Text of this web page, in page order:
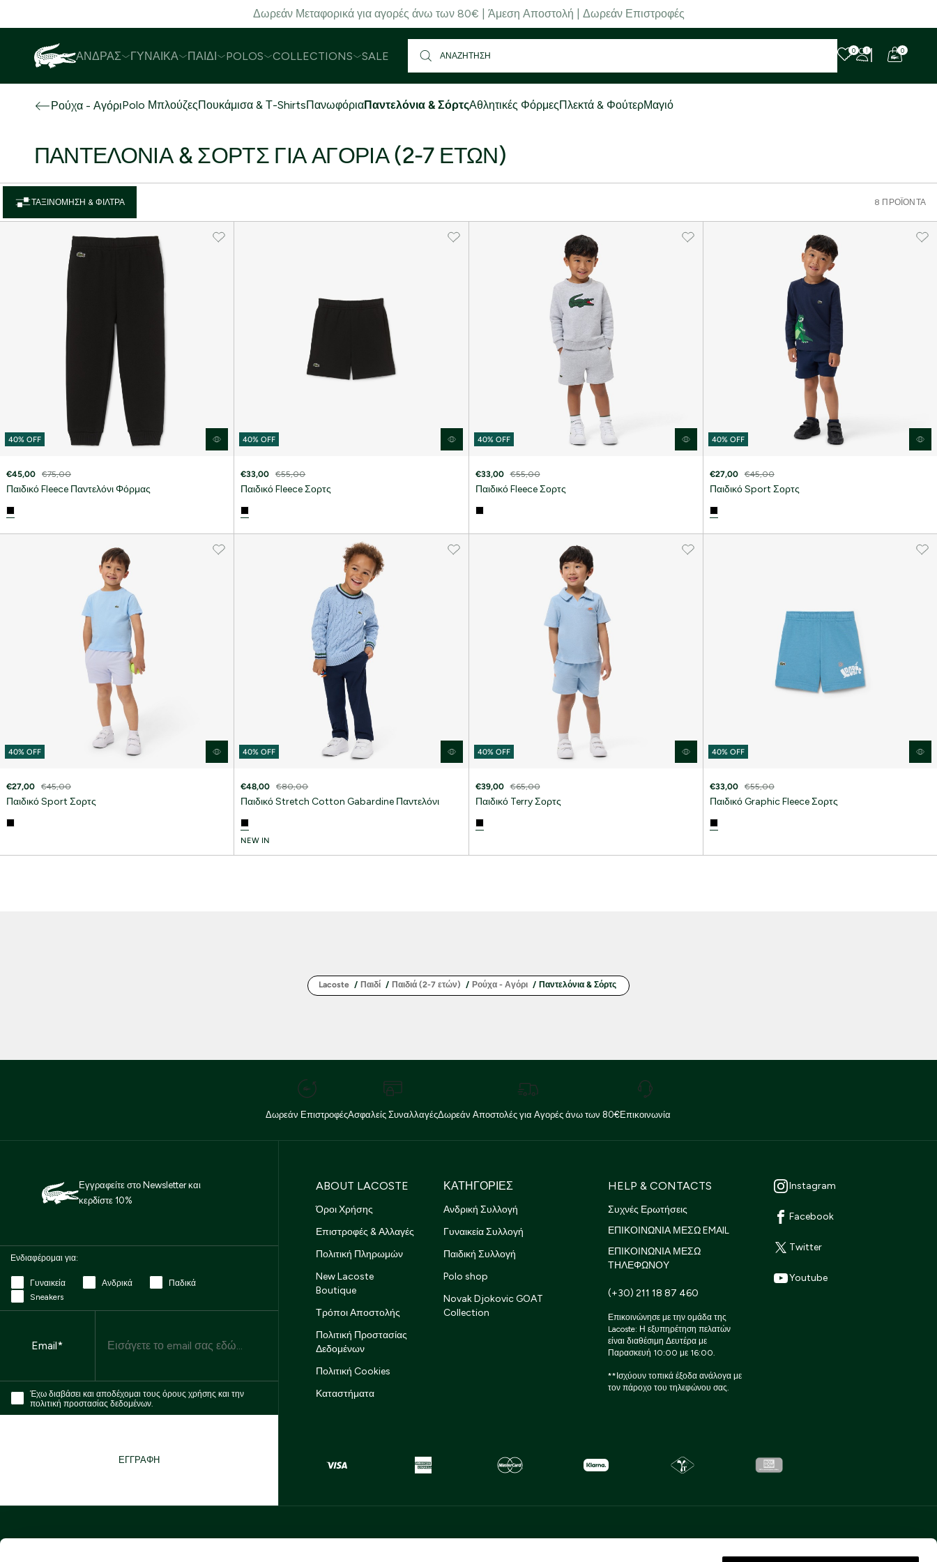
Δωρεάν Μεταφορικά για αγορές άνω των 80€ | Άμεση Αποστολή | Δωρεάν Επιστροφές
ΆΝΔΡΑΣ ΓΥΝΑΊΚΑ ΠΑΙΔΊ POLOS COLLECTIONS SALE 0 0
Ρούχα - ΑγόριPolo ΜπλούζεςΠουκάμισα & Τ-ShirtsΠανωφόριαΠαντελόνια & ΣόρτςΑθλητικές ΦόρμεςΠλεκτά & ΦούτερΜαγιό
ΠΑΝΤΕΛΌΝΙΑ & ΣΟΡΤΣ ΓΙΑ ΑΓΌΡΙΑ (2-7 ΕΤΏΝ)
ΤΑΞΙΝΌΜΗΣΗ & ΦΊΛΤΡΑ 8 ΠΡΟΪΌΝΤΑ
40% OFF
€45,00 €75,00
Παιδικό Fleece Παντελόνι Φόρμας
40% OFF
€33,00 €55,00
Παιδικό Fleece Σορτς
40% OFF
€33,00 €55,00
Παιδικό Fleece Σορτς
40% OFF
€27,00 €45,00
Παιδικό Sport Σορτς
40% OFF
€27,00 €45,00
Παιδικό Sport Σορτς
40% OFF
€48,00 €80,00
Παιδικό Stretch Cotton Gabardine Παντελόνι
NEW IN
40% OFF
€39,00 €65,00
Παιδικό Terry Σορτς
40% OFF
€33,00 €55,00
Παιδικό Graphic Fleece Σορτς
Lacoste / Παιδί / Παιδιά (2-7 ετών) / Ρούχα - Αγόρι / Παντελόνια & Σόρτς
Δωρεάν ΕπιστροφέςΑσφαλείς ΣυναλλαγέςΔωρεάν Αποστολές για Αγορές άνω των 80€Επικοινωνία
Εγγραφείτε στο Newsletter και
κερδίστε 10%
Ενδιαφέρομαι για:
Γυναικεία Ανδρικά
Παδικά
Sneakers
Email*
Έχω διαβάσει και αποδέχομαι τους όρους χρήσης και την
πολιτική προστασίας δεδομένων.
ΕΓΓΡΑΦΗ
ABOUT LACOSTE
Όροι Χρήσης
Επιστροφές & Αλλαγές
Πολιτική Πληρωμών
New Lacoste
Boutique
Τρόποι Αποστολής
Πολιτική Προστασίας
Δεδομένων
Πολιτική Cookies
Καταστήματα
ΚΑΤΗΓΟΡΙΕΣ
Ανδρική Συλλογή
Γυναικεία Συλλογή
Παιδική Συλλογή
Polo shop
Novak Djokovic GOAT
Collection
HELP & CONTACTS
Συχνές Ερωτήσεις
ΕΠΙΚΟΙΝΩΝΙΑ ΜΕΣΩ EMAIL
ΕΠΙΚΟΙΝΩΝΙΑ ΜΕΣΩ
ΤΗΛΕΦΩΝΟΥ
(+30) 211 18 87 460
Επικοινώνησε με την ομάδα της
Lacoste: Η εξυπηρέτηση πελατών
είναι διαθέσιμη Δευτέρα με
Παρασκευή 10:00 με 16:00.
**Ισχύουν τοπικά έξοδα ανάλογα με
τον πάροχο του τηλεφώνου σας.
Instagram
Facebook
Twitter
Youtube
Lacoste Essentials Await
Εγγραφείτε στο newsletter μας και αποκτήστε
στην πρώτη
Εισάγετε το email σας εδώ...